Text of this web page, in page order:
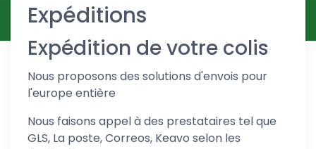
Expéditions
Expédition de votre colis
Nous proposons des solutions d'envois pour
l'europe entière
Nous faisons appel à des prestataires tel que
GLS, La poste, Correos, Keavo selon les